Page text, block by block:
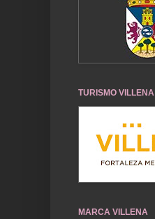
TURISMO VILLENA
MARCA VILLENA